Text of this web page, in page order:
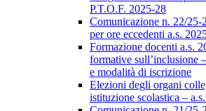
P.T.O.F. 2025-28
Comunicazione n. 22/25-
per ore eccedenti a.s.
Formazione docenti a.s.
formative sull’inclusione
e modalità di iscrizione
Elezioni degli organi
istituzione scolastica –